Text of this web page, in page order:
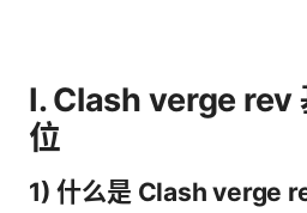
I. Clash verge rev
位
1) 什么是 Clash verge